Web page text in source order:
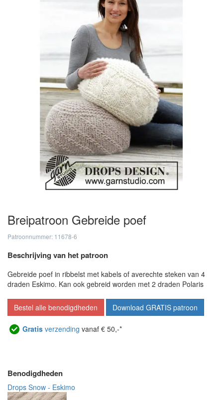
Breipatroon Gebreide poef
Patroonnummer: 11678-6
Beschrijving van het patroon
Gebreide poef in ribbelst met kabels of averechte steken van 4
draden Eskimo. Kan ook gebreid worden met 2 draden Polaris
Bestel alle benodigdheden Download GRATIS patroon
Gratis verzending vanaf € 50,-*
Benodigdheden
Drops Snow - Eskimo